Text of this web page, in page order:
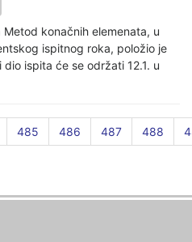
konačnih elemenata, u
ispitnog roka, položio je
ispita će se održati 12.1. u
485 486 487 488